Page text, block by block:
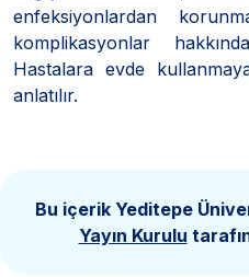
enfeksiyonlardan
komplikasyonlar
Hastalara evde
anlatılır.
Bu içerik Yeditepe
Yayın Kurulu